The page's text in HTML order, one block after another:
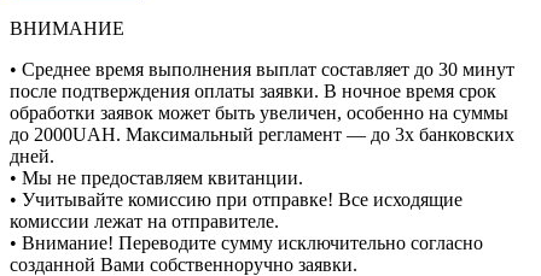
ВНИМАНИЕ
• Среднее время выполнения выплат составляет до 30 минут
после подтверждения оплаты заявки. В ночное время срок
обработки заявок может быть увеличен, особенно на суммы
до 2000UAH. Максимальный регламент — до 3х банковских
дней.
• Мы не предоставляем квитанции.
• Учитывайте комиссию при отправке! Все исходящие
комиссии лежат на отправителе.
• Внимание! Переводите сумму исключительно согласно
созданной Вами собственноручно заявки.